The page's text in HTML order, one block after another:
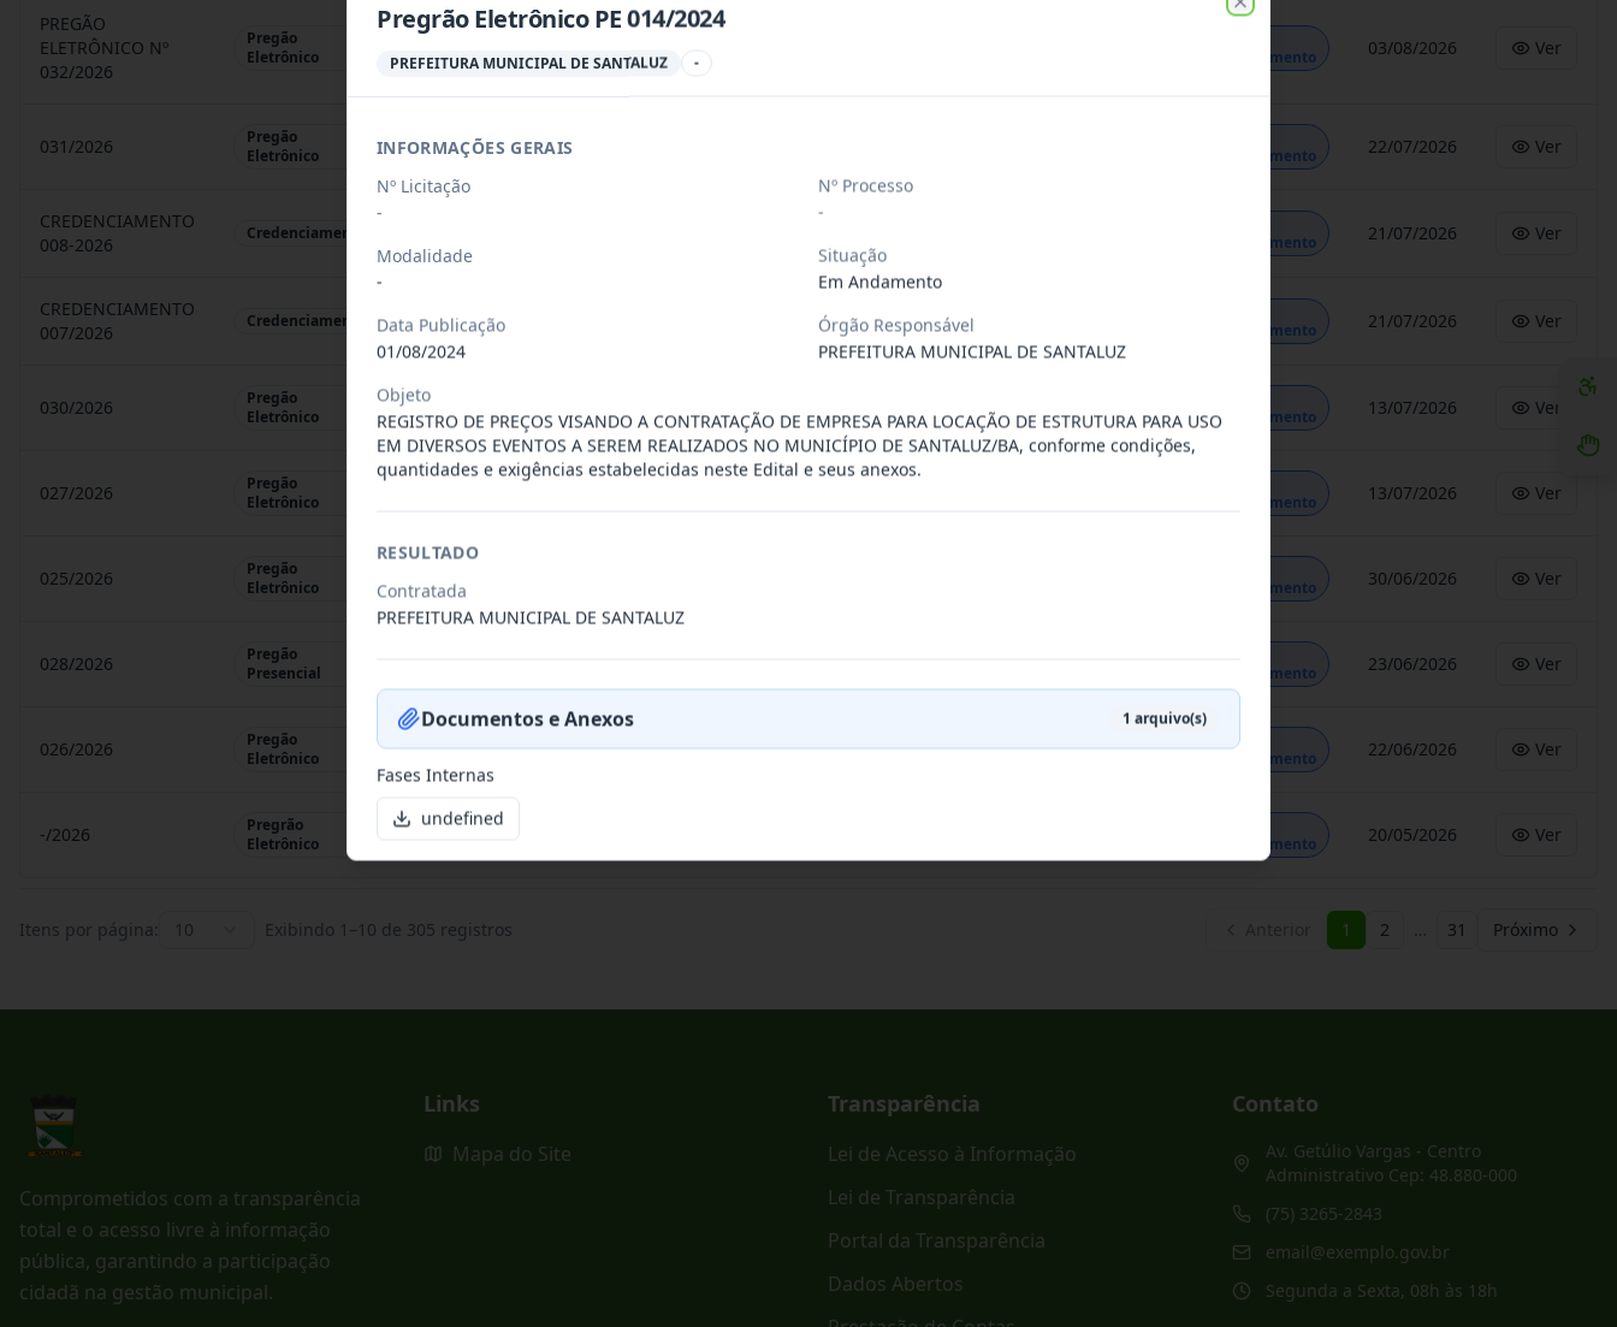
PREGÃO
ELETRÔNICO Nº
032/2026
Pregão
Eletrônico
Andamento
03/08/2026 Ver
031/2026
Pregão
Eletrônico
REGISTRO DE PREÇOS PARA AQUISIÇÃO DE PRODUTOS VETERINÁRIOS P
Andamento
22/07/2026 Ver
CREDENCIAMENTO
008-2026
Credenciamento
Andamento
21/07/2026 Ver
CREDENCIAMENTO
007/2026
Credenciamento CHAMAMENTO PÚBLICO PARA FINS DE CREDENCIAMENTO DE PESSOA JUR
Andamento
21/07/2026 Ver
030/2026
Pregão
Eletrônico
REGISTRO DE PREÇOS PARA FUTURA E EVENTUAL CONTRATAÇÃO DE EMP
Andamento
13/07/2026 Ver
027/2026
Pregão
Eletrônico
Andamento
13/07/2026 Ver
025/2026
Pregão
Eletrônico
REGISTRO DE PREÇO PARA A CONTRATAÇÃO DE EMPRESA PARA LOCAÇÃO
Andamento
30/06/2026 Ver
028/2026
Pregão
Presencial
Andamento
23/06/2026 Ver
026/2026
Pregão
Eletrônico
REGISTRO DE PREÇOS PARA FUTURO E EVENTUAL FORNECIMENTO DE GA...
Em
Andamento
22/06/2026 Ver
-/2026
Pregrão
Eletrônico
Pregrão Eletrônico PREGÃO ELETRÔNICO - SRP Nº 023/2026.
Andamento
20/05/2026 Ver
Itens por página: 10 Exibindo 1 –10 de 305 registros 1 2 … 31 Próximo
Comprometidos com a transparência
total e o acesso livre à informação
pública, garantindo a participação
cidadã na gestão municipal.
Links
Mapa do Site
Transparência
Lei de Acesso à Informação
Lei de Transparência
Portal da Transparência
Dados Abertos
Contato
Av. Getúlio Vargas - Centro
Administrativo Cep: 48.880-000
(75) 3265-2843
email@exemplo.gov.br
Segunda a Sexta, 08h às 18h
Pregrão Eletrônico PE 014/2024
PREFEITURA MUNICIPAL DE SANTALUZ -
INFORMAÇÕES GERAIS
Nº Licitação
-
Nº Processo
-
Modalidade
-
Situação
Em Andamento
Data Publicação
01/08/2024
Órgão Responsável
PREFEITURA MUNICIPAL DE SANTALUZ
Objeto
REGISTRO DE PREÇOS VISANDO A CONTRATAÇÃO DE EMPRESA PARA LOCAÇÃO DE ESTRUTURA PARA USO
EM DIVERSOS EVENTOS A SEREM REALIZADOS NO MUNICÍPIO DE SANTALUZ/BA, conforme condições,
quantidades e exigências estabelecidas neste Edital e seus anexos.
RESULTADO
Contratada
PREFEITURA MUNICIPAL DE SANTALUZ
Documentos e Anexos 1 arquivo(s)
Fases Internas
undefined
Close